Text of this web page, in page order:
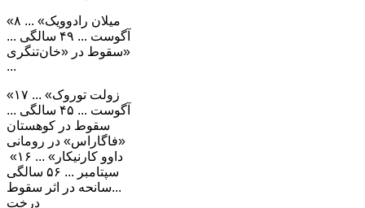
«میلان رادوویک» ... ۸
آگوست ... ۴۹ سالگی ...
سقوط در «خان‌تنگری»
...
«زولت توروک» ... ۱۷
آگوست ... ۴۵ سالگی ...
سقوط در کوهستان
«فاگاراس» در رومانی
«داوو کارنیکار» ... ۱۶
سپتامبر ... ۵۶ سالگی
...سانحه در اثر سقوط
درخت